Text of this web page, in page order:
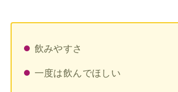
飲みやすさ
一度は飲んでほしい